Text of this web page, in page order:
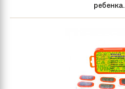
ребенка.